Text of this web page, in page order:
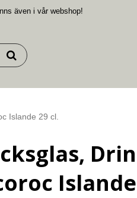
även i vår webshop!
Islande 29 cl.